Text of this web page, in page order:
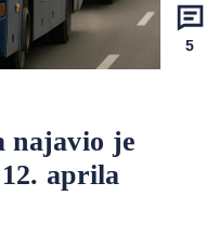
5
najavio je
aprila